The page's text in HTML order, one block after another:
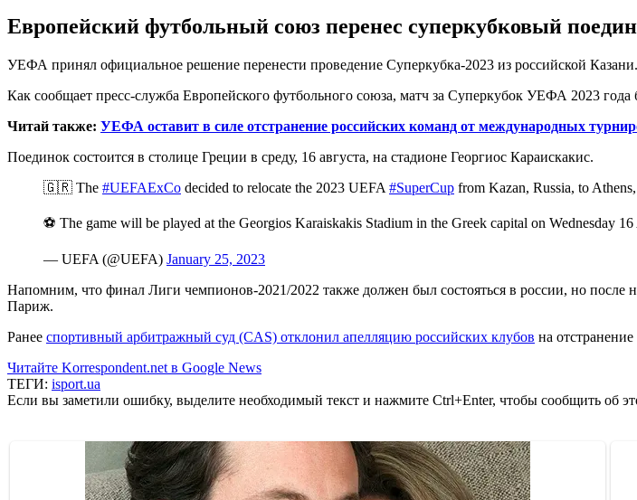
Европейский футбольный союз перенес суперкубковый
УЕФА принял официальное решение перенести проведение Суперкубка-2023 из российской Казани.
Как сообщает пресс-служба Европейского футбольного союза, матч за Суперкубок УЕФА 2023 года
Читай также: УЕФА оставит в силе отстранение российских команд от международных
Поединок состоится в столице Греции в среду, 16 августа, на стадионе Георгиос Караискакис.
🇬🇷 The #UEFAExCo decided to relocate the 2023 UEFA #SuperCup from Kazan, Russia, to
⚽ The game will be played at the Georgios Karaiskakis Stadium in the Greek capital on Wednesday
— UEFA (@UEFA) January 25, 2023
Напомним, что финал Лиги чемпионов-2021/2022 также должен был состояться в россии, но после
Париж.
Ранее спортивный арбитражный суд (CAS) отклонил апелляцию российских клубов на
Читайте Korrespondent.net в Google News
ТЕГИ: isport.ua
Если вы заметили ошибку, выделите необходимый текст и нажмите Ctrl+Enter, чтобы сообщить об